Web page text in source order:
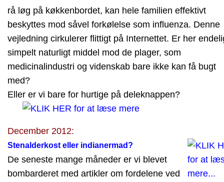
rå løg på køkkenbordet, kan hele familien effektivt
beskyttes mod såvel forkølelse som influenza. Denne
vejledning cirkulerer flittigt på Internettet. Er her
simpelt naturligt middel mod de plager, som
medicinalindustri og videnskab bare ikke kan få bugt
med?
Eller er vi bare for hurtige på deleknappen?
December 2012:
Stenalderkost eller indianermad?
De seneste mange måneder er vi blevet
bombarderet med artikler om fordelene ved